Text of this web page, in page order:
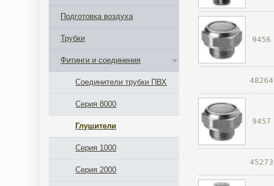
9456
48264
9457
45273
Подготовка воздуха
Трубки
Фитинги и соединения
Соединители трубки ПВХ
Серия 8000
Глушители
Серия 1000
Серия 2000